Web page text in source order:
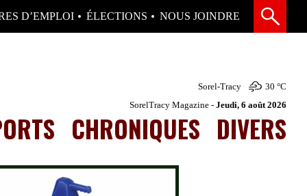
D’EMPLOI ÉLECTIONS NOUS JOINDRE
Sorel-Tracy 30 °C
SorelTracy Magazine - Jeudi, 6 août 2026
CHRONIQUES DIVERS